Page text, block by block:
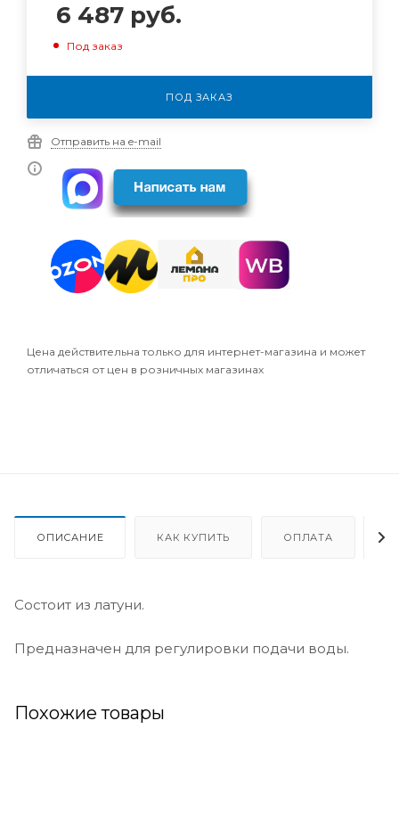
6 487 руб.
Под заказ
ПОД ЗАКАЗ
Отправить на e-mail
Цена действительна только для интернет-магазина и может
отличаться от цен в розничных магазинах
ОПИСАНИЕ КАК КУПИТЬ ОПЛАТА
Состоит из латуни.
Предназначен для регулировки подачи воды.
Похожие товары